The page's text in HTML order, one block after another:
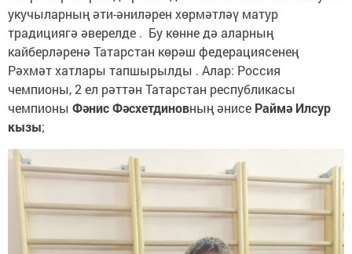
укучыларның әти-әниләрен хөрмәтләү матур
традициягә әверелде . Бу көнне дә аларның
кайберләренә Татарстан көрәш федерациясенең
Рәхмәт хатлары тапшырылды . Алар: Россия
чемпионы, 2 ел рәттән Татарстан республикасы
чемпионы Фәнис Фәсхетдиновның әнисе Раймә Илсур
кызы;